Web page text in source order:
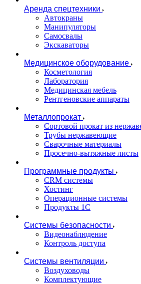
Аренда спецтехники
Автокраны
Манипуляторы
Самосвалы
Экскаваторы
Медицинское оборудование
Косметология
Лаборатория
Медицинская мебель
Рентгеновские аппараты
Металлопрокат
Сортовой прокат из
Трубы нержавеющие
Сварочные материалы
Просечно-вытяжные листы
Программные продукты
CRM системы
Хостинг
Операционные системы
Продукты 1С
Системы безопасности
Видеонаблюдение
Контроль доступа
Системы вентиляции
Воздуховоды
Комплектующие